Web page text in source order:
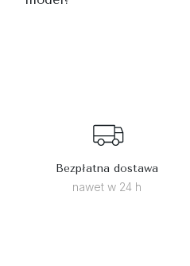
Bezpłatna dostawa
nawet w 24 h